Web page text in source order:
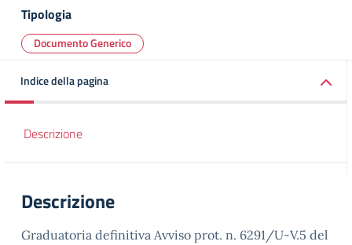
Tipologia
Documento Generico
Indice della pagina
Descrizione
Descrizione
Graduatoria definitiva Avviso prot. n. 6291/U-V.5 del